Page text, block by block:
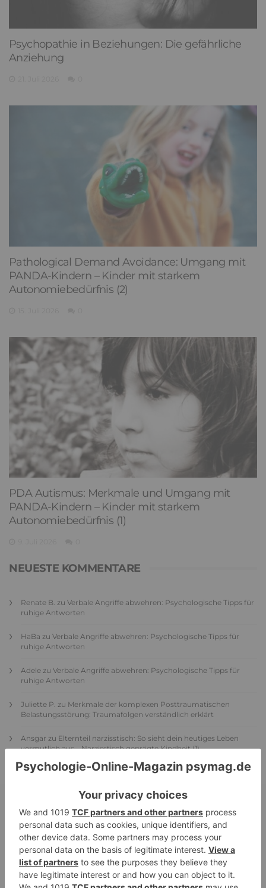
Psychopathie in Beziehungen: Die gefährliche
Anziehung
Pathological Demand Avoidance: Umgang mit
PANDA-Kindern – Kinder mit starkem
Autonomiebedürfnis (2)
PDA Autismus: Merkmale und Umgang mit
PANDA-Kindern – Kinder mit starkem
Autonomiebedürfnis (1)
NEUESTE KOMMENTARE
Renate B. zu Verbale Angriffe abwehren: Psychologische Tipps für
ruhige Antworten
HaBa zu Verbale Angriffe abwehren: Psychologische Tipps für
ruhige Antworten
Adele zu Verbale Angriffe abwehren: Psychologische Tipps für
ruhige Antworten
Juliette P. zu Merkmale der komplexen Posttraumatischen
Belastungsstörung: Traumafolgen verständlich erklärt
Ansgar zu Elternteil narzisstisch: So sieht dein heutiges Leben
vermutlich aus – Narzisstisch geprägte Kindheit (1)
DIE BELIEBTESTEN ARTIKEL